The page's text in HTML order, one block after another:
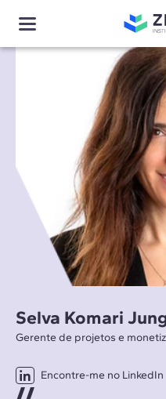
Selva Komari
Gerente de projetos e
Encontre-me no LinkedIn